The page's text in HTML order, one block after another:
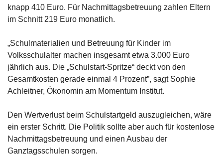
knapp 410 Euro. Für Nachmittagsbetreuung zahlen Eltern
im Schnitt 219 Euro monatlich.
„Schulmaterialien und Betreuung für Kinder im
Volksschulalter machen insgesamt etwa 3.000 Euro
jährlich aus. Die „Schulstart-Spritze“ deckt von den
Gesamtkosten gerade einmal 4 Prozent”, sagt Sophie
Achleitner, Ökonomin am Momentum Institut.
Den Wertverlust beim Schulstartgeld auszugleichen, wäre
ein erster Schritt. Die Politik sollte aber auch für kostenlose
Nachmittagsbetreuung und einen Ausbau der
Ganztagsschulen sorgen.